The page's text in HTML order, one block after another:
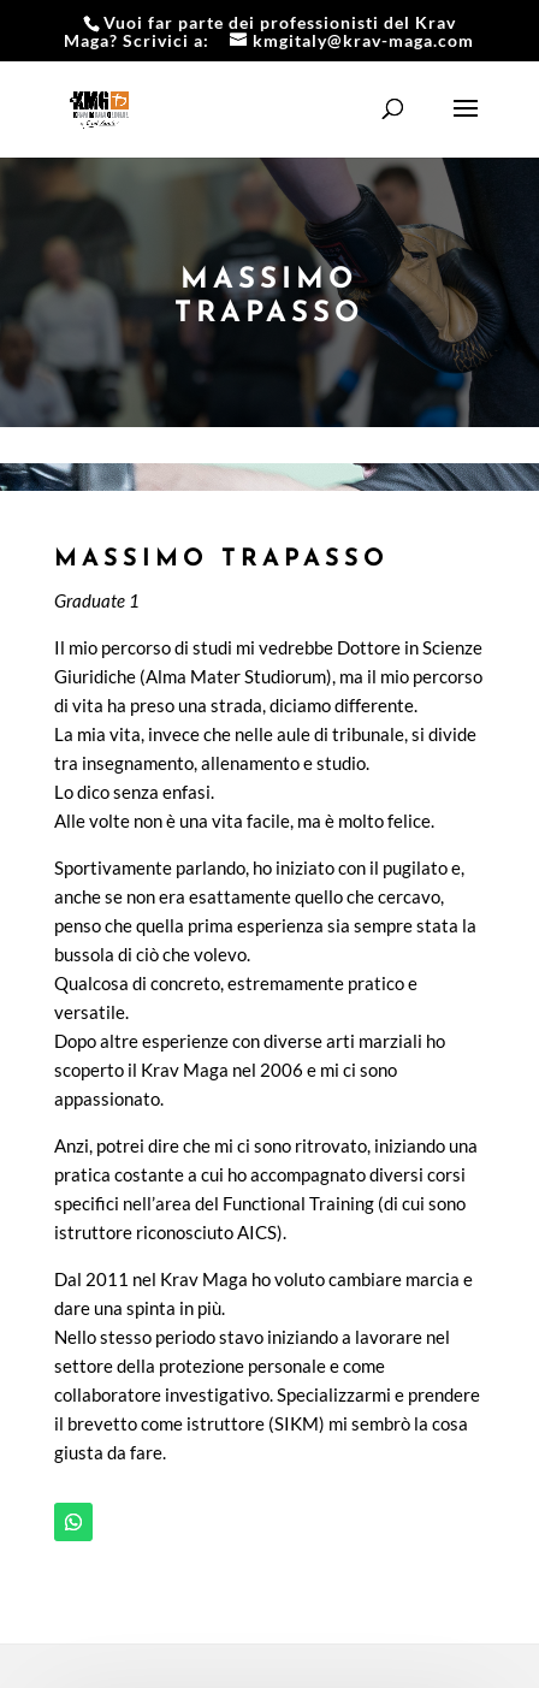
Vuoi far parte dei professionisti del Krav
Maga? Scrivici a:
kmgitaly@krav-maga.com
MASSIMO
TRAPASSO
MASSIMO TRAPASSO
Graduate 1
Il mio percorso di studi mi vedrebbe Dottore in Scienze
Giuridiche (Alma Mater Studiorum), ma il mio percorso
di vita ha preso una strada, diciamo differente.
La mia vita, invece che nelle aule di tribunale, si divide
tra insegnamento, allenamento e studio.
Lo dico senza enfasi.
Alle volte non è una vita facile, ma è molto felice.
Sportivamente parlando, ho iniziato con il pugilato e,
anche se non era esattamente quello che cercavo,
penso che quella prima esperienza sia sempre stata la
bussola di ciò che volevo.
Qualcosa di concreto, estremamente pratico e
versatile.
Dopo altre esperienze con diverse arti marziali ho
scoperto il Krav Maga nel 2006 e mi ci sono
appassionato.
Anzi, potrei dire che mi ci sono ritrovato, iniziando una
pratica costante a cui ho accompagnato diversi corsi
specifici nell’area del Functional Training (di cui sono
istruttore riconosciuto AICS).
Dal 2011 nel Krav Maga ho voluto cambiare marcia e
dare una spinta in più.
Nello stesso periodo stavo iniziando a lavorare nel
settore della protezione personale e come
collaboratore investigativo. Specializzarmi e prendere
il brevetto come istruttore (SIKM) mi sembrò la cosa
giusta da fare.